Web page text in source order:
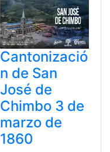
Cantonizació
n de San
José de
Chimbo 3 de
marzo de
1860